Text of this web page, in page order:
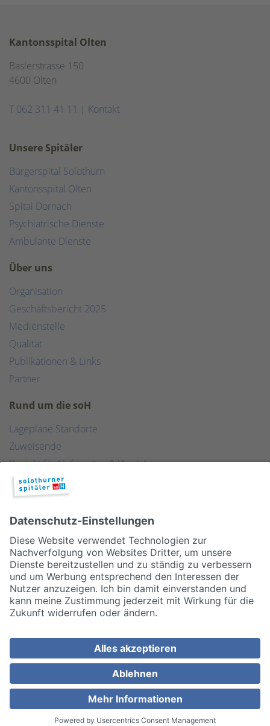
Kantonsspital Olten
Baslerstrasse 150
4600 Olten
T 062 311 41 11 | Kontakt
Unsere Spitäler
Bürgerspital Solothurn
Kantonsspital Olten
Spital Dornach
Psychiatrische Dienste
Ambulante Dienste
Über uns
Organisation
Geschäftsbericht 2025
Medienstelle
Qualität
Publikationen & Links
Partner
Rund um die soH
Lagepläne Standorte
Zuweisende
Kontakt für Lieferanten & Versicherungen
Zentralwäscherei
HEBSORG
Spital Club
Disclaimer/Datenschutz
Allgemeine Geschäftsbedingungen
Cookie Einstellungen
MEDIZINISCH TOP. MENSCHLICH NAH.